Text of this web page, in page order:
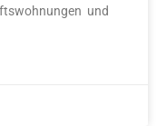
und